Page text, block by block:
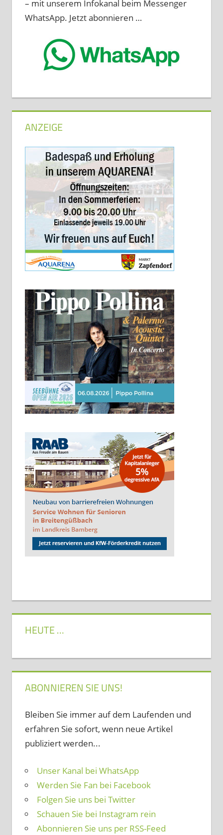
– mit unserem Infokanal beim Messenger
WhatsApp. Jetzt abonnieren …
ANZEIGE
HEUTE …
ABONNIEREN SIE UNS!
Bleiben Sie immer auf dem Laufenden und
erfahren Sie sofort, wenn neue Artikel
publiziert werden...
Unser Kanal bei WhatsApp
Werden Sie Fan bei Facebook
Folgen Sie uns bei Twitter
Schauen Sie bei Instagram rein
Abonnieren Sie uns per RSS-Feed